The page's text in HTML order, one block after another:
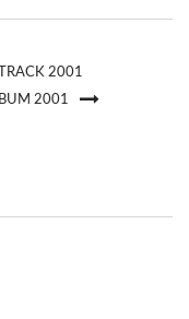
2001
2001